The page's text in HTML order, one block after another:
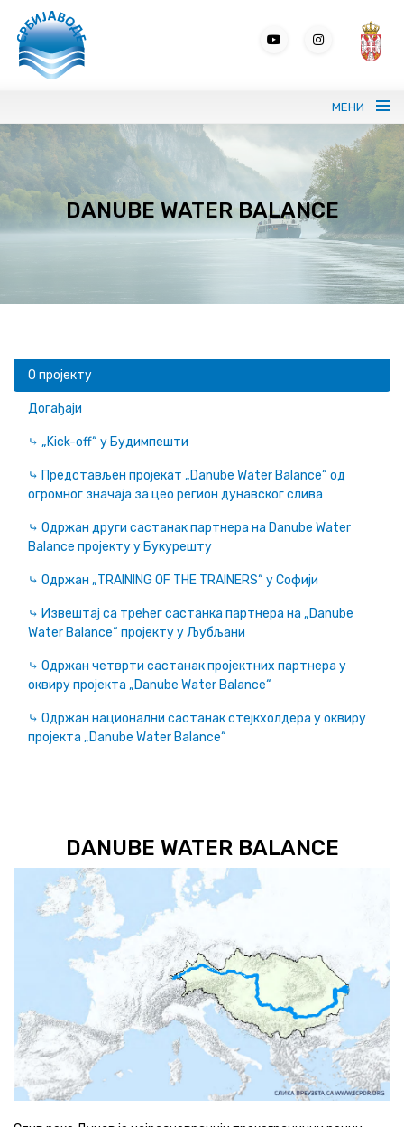
МЕНИ
Портрет СРБИЈАВОДЕ
Вода без граница
Програми и извештаји
+381 11 311 94 00 office@srbijavode.rs
DANUBE WATER BALANCE
О пројекту
Догађаји
⤷ „Kick-off“ у Будимпешти
⤷ Представљен пројекат „Danube Water Balance“ од
огромног значаја за цео регион дунавског слива
⤷ Одржан други састанак партнера на Danube Water
Balance пројекту у Букурешту
⤷ Одржан „TRAINING OF THE TRAINERS“ у Софији
⤷ Извештај са трећег састанка партнера на „Danube
Water Balance“ пројекту у Љубљани
⤷ Одржан четврти састанак пројектних партнера у
оквиру пројекта „Danube Water Balance“
⤷ Одржан национални састанак стејкхолдера у оквиру
пројекта „Danube Water Balance“
DANUBE WATER BALANCE